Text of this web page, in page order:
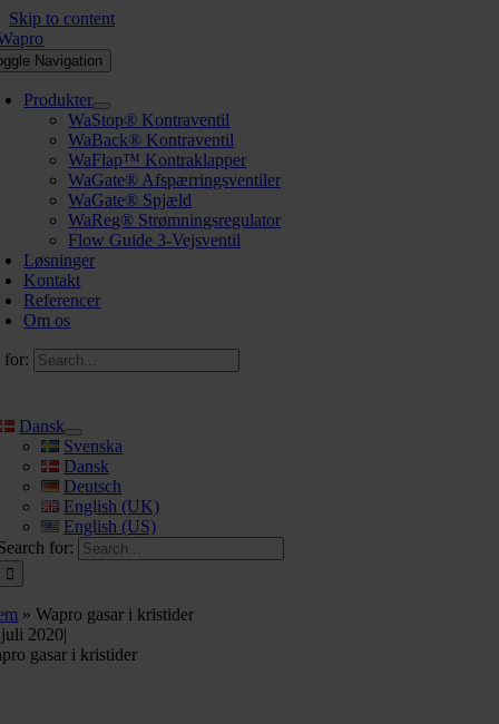
Skip to content
Navigation
Produkter
WaStop® Kontraventil
WaBack® Kontraventil
WaFlap™ Kontraklapper
WaGate® Afspærringsventiler
WaGate® Spjæld
WaReg® Strømningsregulator
Flow Guide 3-Vejsventil
Løsninger
Kontakt
Referencer
Om os
for:
Dansk
Svenska
Dansk
Deutsch
English (UK)
English (US)
for:
»Wapro gasar i kristider
2020|
gasar i kristider